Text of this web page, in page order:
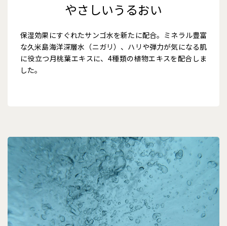
やさしいうるおい
保湿効果にすぐれたサンゴ水を新たに配合。ミネラル豊富
な久米島海洋深層水（ニガリ）、ハリや弾力が気になる肌
に役立つ月桃葉エキスに、4種類の植物エキスを配合しま
した。